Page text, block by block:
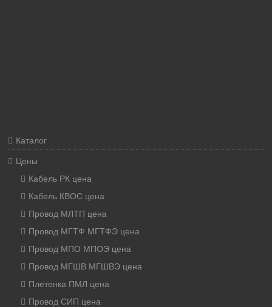
Каталог
Цены
Кабель РК цена
Кабель КВОС цена
Провод МЛТП цена
Провод МГТФ МГТФЭ цена
Провод МПО МПОЭ цена
Провод МГШВ МГШВЭ цена
Плетенка ПМЛ цена
Провод СИП цена